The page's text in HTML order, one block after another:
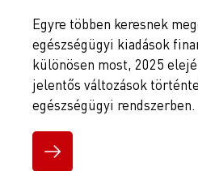
Egyre többen keresnek
egészségügyi kiadások
különösen most, 2025
jelentős változások
egészségügyi rendszerben.